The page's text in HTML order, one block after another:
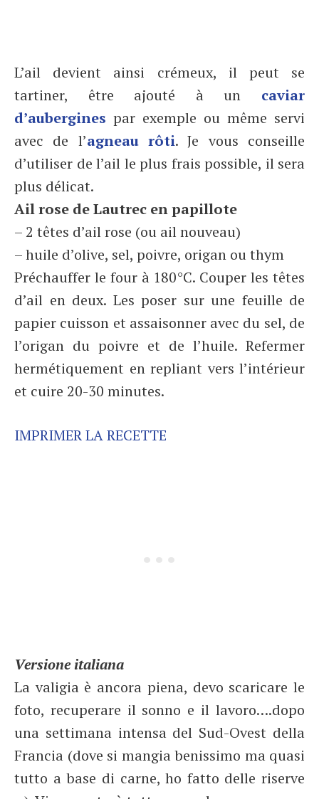
L’ail devient ainsi crémeux, il peut se
tartiner, être ajouté à un caviar
d’aubergines par exemple ou même servi
avec de l’agneau rôti. Je vous conseille
d’utiliser de l’ail le plus frais possible, il sera
plus délicat.
Ail rose de Lautrec en papillote
– 2 têtes d’ail rose (ou ail nouveau)
– huile d’olive, sel, poivre, origan ou thym
Préchauffer le four à 180°C. Couper les têtes
d’ail en deux. Les poser sur une feuille de
papier cuisson et assaisonner avec du sel, de
l’origan du poivre et de l’huile. Refermer
hermétiquement en repliant vers l’intérieur
et cuire 20-30 minutes.
IMPRIMER LA RECETTE
Versione italiana
La valigia è ancora piena, devo scaricare le
foto, recuperare il sonno e il lavoro….dopo
una settimana intensa del Sud-Ovest della
Francia (dove si mangia benissimo ma quasi
tutto a base di carne, ho fatto delle riserve